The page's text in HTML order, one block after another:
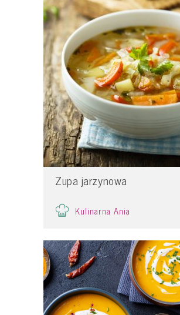
Zupa jarzynowa
Kulinarna Ania